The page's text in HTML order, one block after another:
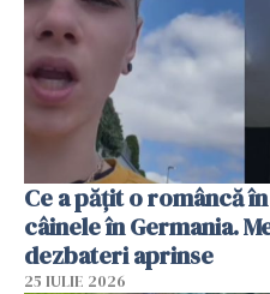
Ce a pățit o româncă
câinele în Germania.
dezbateri aprinse
25 IULIE 2026